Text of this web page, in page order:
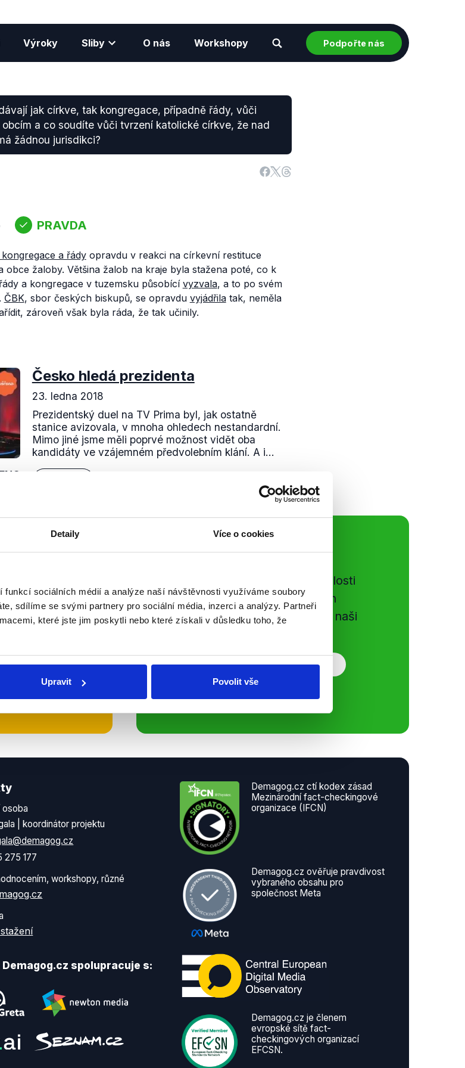
Detaily Více o cookies
funkcí sociálních médií a analýze naší návštěvnosti využíváme soubory
sdílíme se svými partnery pro sociální média, inzerci a analýzy. Partneři
které jste jim poskytli nebo které získali v důsledku toho, že
Upravit Povolit vše
Výroky Sliby O nás Workshopy Podpořte nás
jak církve, tak kongregace, případně řády, vůči
a co soudíte vůči tvrzení katolické církve, že nad
žádnou jurisdikci?
PRAVDA
a řádyopravdu v reakci na církevní restituce
obce žaloby. Většina žalob na kraje byla stažena poté, co k
a kongregace v tuzemsku působící vyzvala, a to po svém
ČBK, sbor českých biskupů, se opravdu vyjádřilatak, neměla
zároveň však byla ráda, že tak učinily.
Česko hledá prezidenta
23. ledna 2018
Prezidentský duel na TV Prima byl, jak ostatně
stanice avizovala, v mnoha ohledech nestandardní.
Mimo jiné jsme měli poprvé možnost vidět oba
kandidáty ve vzájemném předvolebním klání. A i...
shrnutí
odebírat, a
se
Sociální sítě
Nenechte si ujít nejnovější události
z Demagog.cz. Sdílením našich
příspěvků přátelům podpoříte naši
osoba
| koordinátor projektu
275 177
workshopy, různé
spolupracuje s:
Demagog.cz ctí kodex zásad
Mezinárodní fact-checkingové
organizace (IFCN)
Demagog.cz ověřuje pravdivost
vybraného obsahu pro
společnost Meta
Demagog.cz je členem
evropské sítě fact-
checkingových organizací
EFCSN.